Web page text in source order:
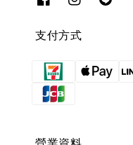
支付方式